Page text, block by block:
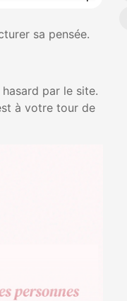
sa pensée.
par le site.
à votre tour de